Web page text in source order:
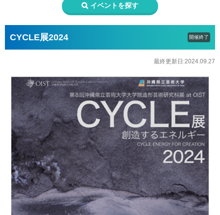
イベントを探す
CYCLE展2024 開催終了
最終更新日:2024.09.27